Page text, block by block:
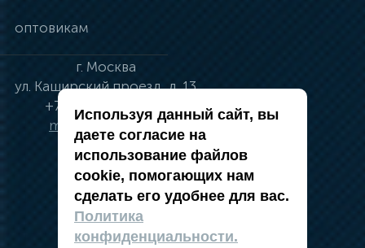
оптовикам
г. Москва
ул. Каширский проезд, д. 13
+7 (495) 134-41-83
moskva@vincci.ru
политика в отношении обработки
персональных данных
публичная оферта
Используя данный сайт, вы
даете согласие на
использование файлов
cookie, помогающих нам
сделать его удобнее для вас.
Политика
конфиденциальности.